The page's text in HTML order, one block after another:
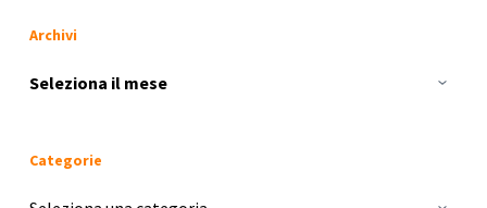
Archivi
Archivi
Categorie
Categorie